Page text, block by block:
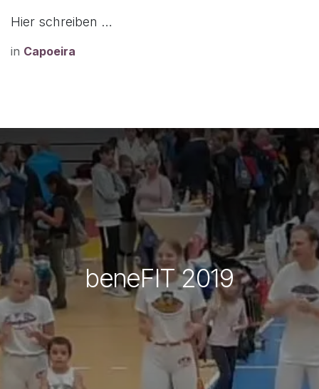
Hier schreiben …
in Capoeira
beneFIT 2019